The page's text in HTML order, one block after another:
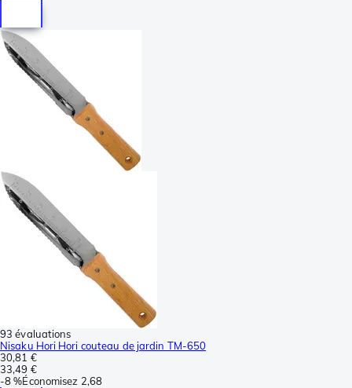
93 évaluations
Nisaku Hori Hori couteau de jardin TM-650
30,81 €
33,49 €
-8 %Économisez 2,68